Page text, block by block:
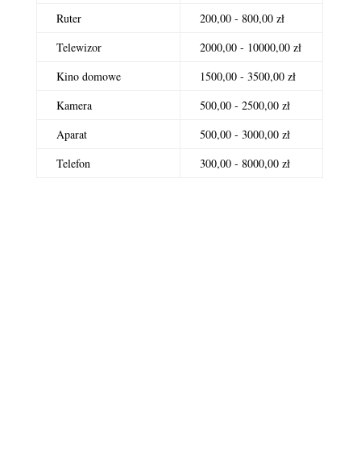
Ruter
200,00 - 800,00 zł
Telewizor
2000,00 - 10000,00 zł
Kino domowe
1500,00 - 3500,00 zł
Kamera
500,00 - 2500,00 zł
Aparat
500,00 - 3000,00 zł
Telefon
300,00 - 8000,00 zł